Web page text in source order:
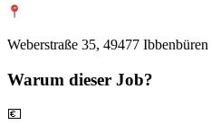
Weberstraße 35, 49477 Ibbenbüren
Warum dieser Job?
💶